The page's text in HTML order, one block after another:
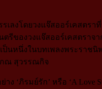
รเลงโดยวงแจ๊สออร์เคส
รีของวงแจ๊สออร์เคสตราจ
ป็นหนึ่งในบทเพลงพระรา
ภณ สุวรรณกิจ
‘ภิรมย์รัก’ หรือ ‘A